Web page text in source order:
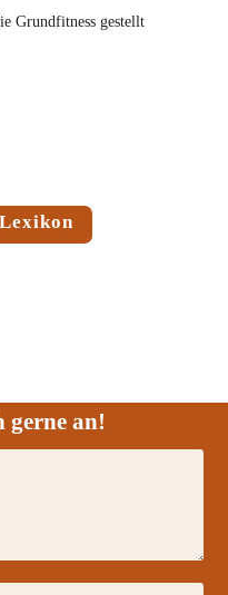
Grundfitness gestellt
gerne an!